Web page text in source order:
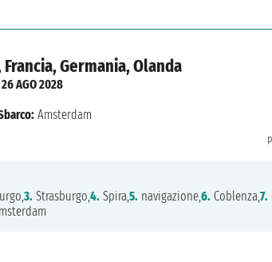
Germania, Olanda
26 AGO 2028
Amsterdam
3. Strasburgo,4. Spira,5. navigazione,6. Coblenza,7.